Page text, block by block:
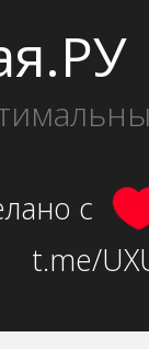
с
t.me/